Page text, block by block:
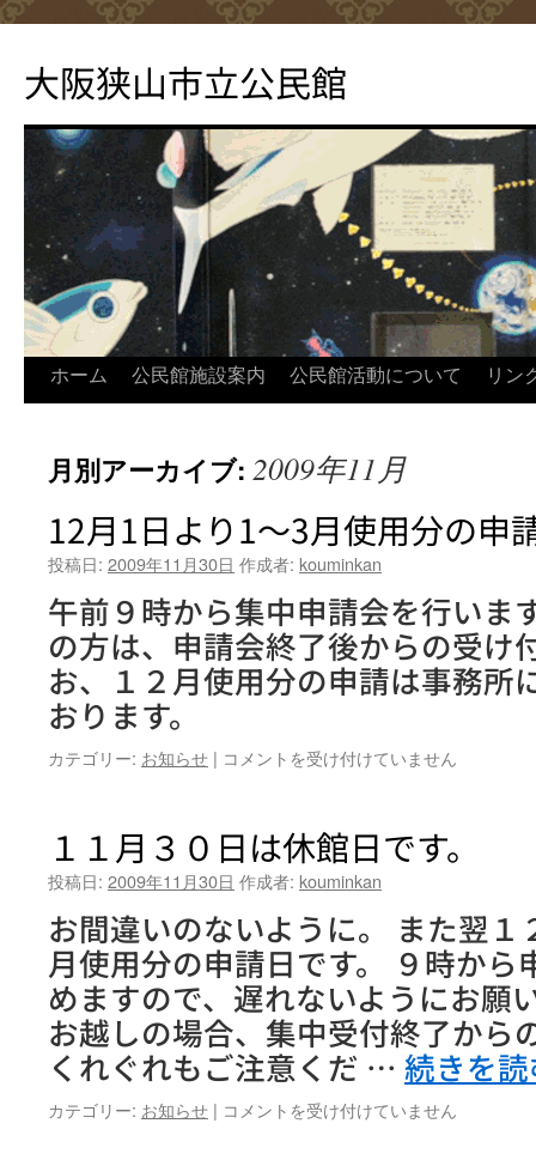
テ
ン
へ
ッ
大阪狭山市立公民館
ホーム 公民館施設案内 公民館活動について リン
月別アーカイブ: 2009年11月
12月1日より1～3月使用分の申
投稿日: 2009年11月30日 作成者: kouminkan
午前９時から集中申請会を行いま
の方は、申請会終了後からの受け
お、１２月使用分の申請は事務所
おります。
カテゴリー: お知らせ | 12
よ
り
～
3
月
使
用
分
の
請
コメントを受け付けていません
１１月３０日は休館日です。
投稿日: 2009年11月30日 作成者: kouminkan
お間違いのないように。 また翌
月使用分の申請日です。 ９時から
めますので、遅れないようにお願
お越しの場合、集中受付終了から
くれぐれもご注意くだ … 続きを
カテゴリー: お知らせ | １
コメントを受け付けていません